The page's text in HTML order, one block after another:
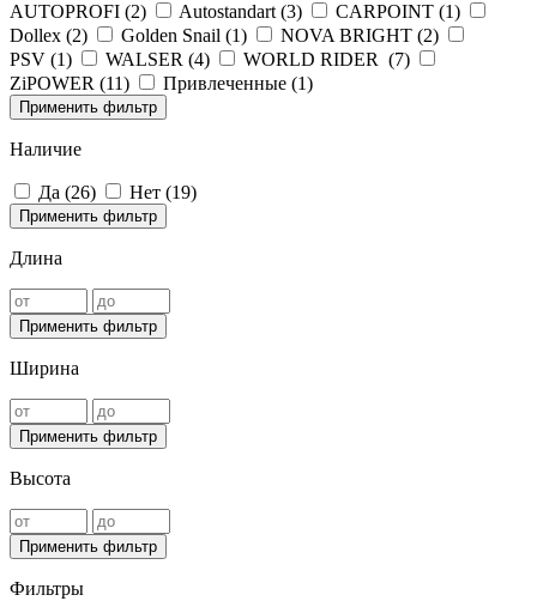
AUTOPROFI (2) Autostandart (3) CARPOINT (1)
Dollex (2) Golden Snail (1) NOVA BRIGHT (2)
PSV (1) WALSER (4) WORLD RIDER (7)
ZiPOWER (11) Привлеченные (1)
Применить фильтр
Наличие
Да (26) Нет (19)
Применить фильтр
Длина
Применить фильтр
Ширина
Применить фильтр
Высота
Применить фильтр
Фильтры